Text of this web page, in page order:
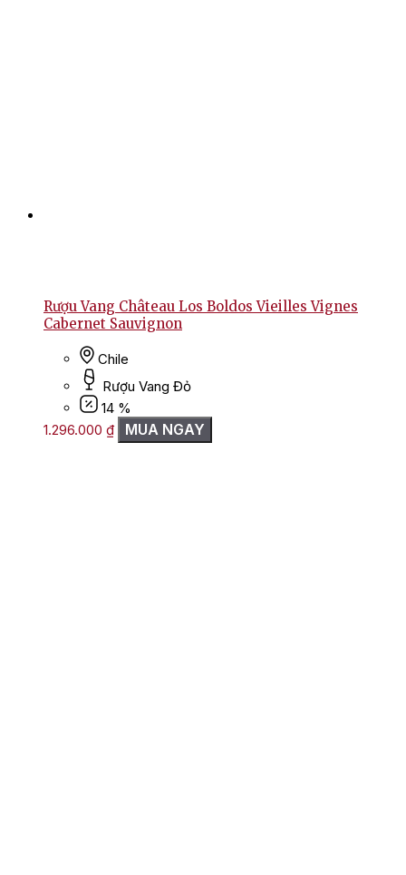
Rượu Vang Château Los Boldos Vieilles Vignes
Cabernet Sauvignon
Chile
Rượu Vang Đỏ
14 %
1.296.000 ₫ MUA NGAY